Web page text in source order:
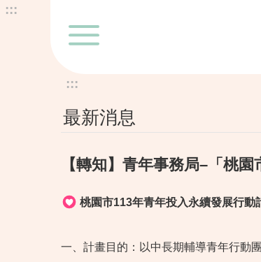
跳到主要內容區塊
:::
:::
最新消息
【轉知】青年事務局–「桃
桃園市113年青年投入永續發展行動
一、計畫目的：以中長期輔導青年行動